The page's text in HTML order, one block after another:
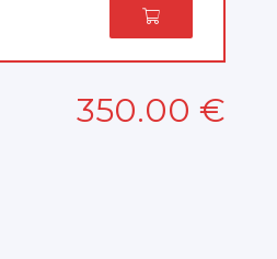
350.00 €